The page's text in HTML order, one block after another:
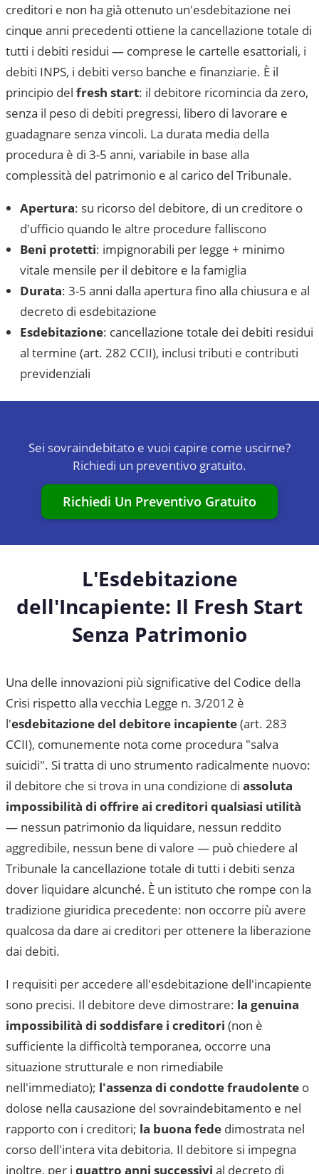
creditori e non ha già ottenuto un'esdebitazione nei
cinque anni precedenti ottiene la cancellazione totale di
tutti i debiti residui — comprese le cartelle esattoriali, i
debiti INPS, i debiti verso banche e finanziarie. È il
principio del fresh start: il debitore ricomincia da zero,
senza il peso di debiti pregressi, libero di lavorare e
guadagnare senza vincoli. La durata media della
procedura è di 3-5 anni, variabile in base alla
complessità del patrimonio e al carico del Tribunale.
Apertura: su ricorso del debitore, di un creditore o
d'ufficio quando le altre procedure falliscono
Beni protetti: impignorabili per legge + minimo
vitale mensile per il debitore e la famiglia
Durata: 3-5 anni dalla apertura fino alla chiusura e al
decreto di esdebitazione
Esdebitazione: cancellazione totale dei debiti residui
al termine (art. 282 CCII), inclusi tributi e contributi
previdenziali
Sei sovraindebitato e vuoi capire come uscirne?
Richiedi un preventivo gratuito.
Richiedi Un Preventivo Gratuito
L'Esdebitazione
dell'Incapiente: Il Fresh Start
Senza Patrimonio
Una delle innovazioni più significative del Codice della
Crisi rispetto alla vecchia Legge n. 3/2012 è
l'esdebitazione del debitore incapiente(art. 283
CCII), comunemente nota come procedura "salva
suicidi". Si tratta di uno strumento radicalmente nuovo:
il debitore che si trova in una condizione di assoluta
impossibilità di offrire ai creditori qualsiasi utilità
— nessun patrimonio da liquidare, nessun reddito
aggredibile, nessun bene di valore — può chiedere al
Tribunale la cancellazione totale di tutti i debiti senza
dover liquidare alcunché. È un istituto che rompe con la
tradizione giuridica precedente: non occorre più avere
qualcosa da dare ai creditori per ottenere la liberazione
dai debiti.
I requisiti per accedere all'esdebitazione dell'incapiente
sono precisi. Il debitore deve dimostrare: la genuina
impossibilità di soddisfare i creditori (non è
sufficiente la difficoltà temporanea, occorre una
situazione strutturale e non rimediabile
nell'immediato); l'assenza di condotte fraudolente o
dolose nella causazione del sovraindebitamento e nel
rapporto con i creditori; la buona fede dimostrata nel
corso dell'intera vita debitoria. Il debitore si impegna
inoltre, per i quattro anni successivi al decreto di